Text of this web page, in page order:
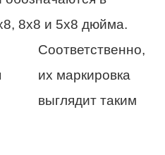
8х8 и 5х8 дюйма.
Соответственно,
их маркировка
выглядит таким